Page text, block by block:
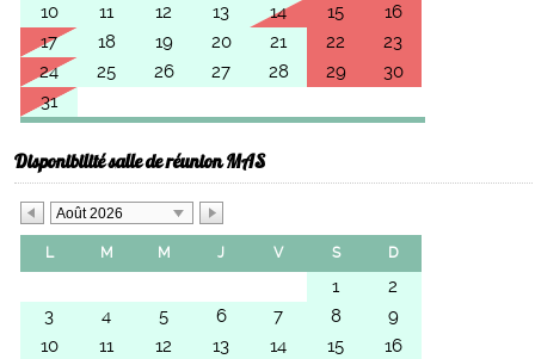
10
11 12 13 14 15
16
17
18 19 20 21 22
23
24
25 26 27 28 29
30
31
Disponibilité salle de réunion MAS
Août 2026
L M M J V S D
1
2
3
4 5 6 7 8
9
10
11 12 13 14 15
16